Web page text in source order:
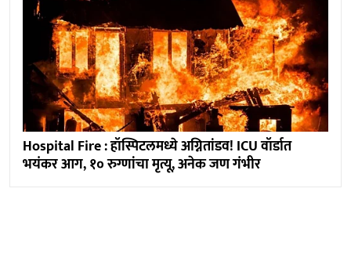
Hospital Fire : हॉस्पिटलमध्ये अग्नितांडव! ICU वॉर्डात
भयंकर आग, १० रुग्णांचा मृत्यू, अनेक जण गंभीर